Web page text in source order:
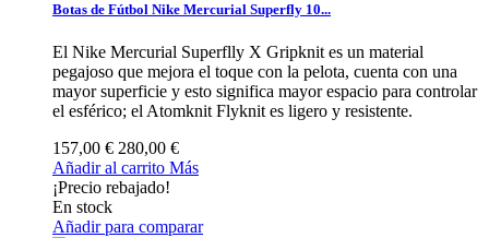
Botas de Fútbol Nike Mercurial Superfly 10...
El Nike Mercurial Superflly X Gripknit es un material
pegajoso que mejora el toque con la pelota, cuenta con una
mayor superficie y esto significa mayor espacio para controlar
el esférico; el Atomknit Flyknit es ligero y resistente.
157,00 € 280,00 €
Añadir al carrito Más
¡Precio rebajado!
En stock
Añadir para comparar